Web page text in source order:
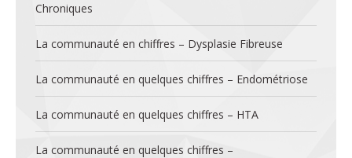
Chroniques
La communauté en chiffres – Dysplasie Fibreuse
La communauté en quelques chiffres – Endométriose
La communauté en quelques chiffres – HTA
La communauté en quelques chiffres –